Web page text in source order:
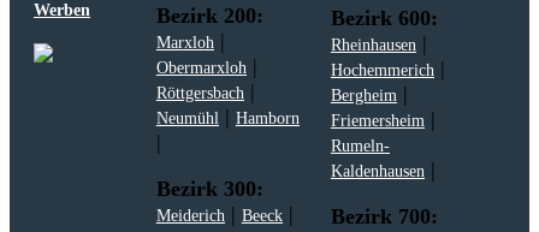
Werben
Bezirk 200:
Marxloh|
Obermarxloh|
Röttgersbach|
Neumühl| Hamborn
|
Bezirk 300:
Meiderich| Beeck|
Bezirk 600:
Rheinhausen|
Hochemmerich|
Bergheim|
Friemersheim|
Rumeln-
Kaldenhausen|
Bezirk 700: